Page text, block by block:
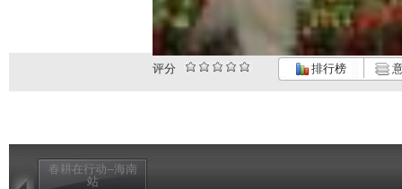
评分 排行榜
春耕在行动--海南
站